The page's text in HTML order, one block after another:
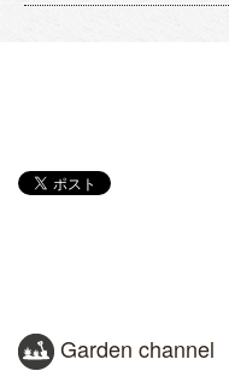
Garden channel